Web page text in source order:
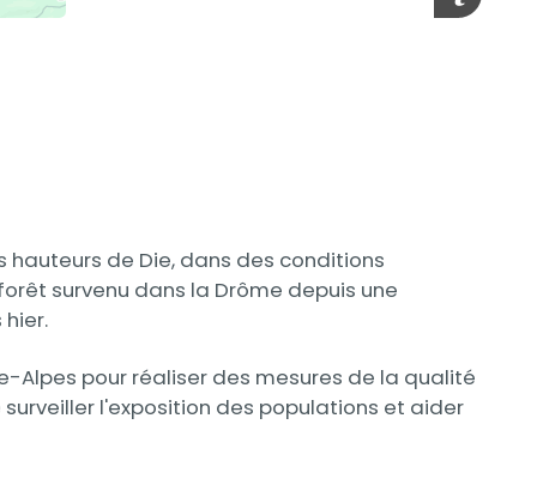
de Die, dans des conditions
survenu dans la Drôme depuis une
Alpes pour réaliser des mesures de la qualité
l'exposition des populations et aider